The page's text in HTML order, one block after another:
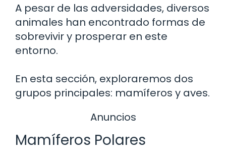
A pesar de las adversidades, diversos
animales han encontrado formas de
sobrevivir y prosperar en este
entorno.
En esta sección, exploraremos dos
grupos principales: mamíferos y aves.
Anuncios
Mamíferos Polares